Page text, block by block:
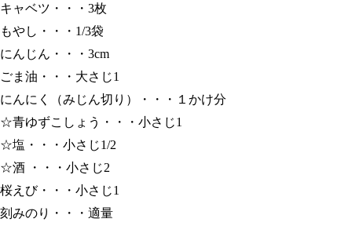
キャベツ・・・ 3枚
もやし・・・ 1/3袋
にんじん・・・ 3cm
ごま油・・・大さじ1
にんにく（みじん切り）・・・１かけ分
☆青ゆずこしょう・・・小さじ1
☆塩・・・小さじ1/2
☆酒 ・・・小さじ2
桜えび・・・小さじ1
刻みのり・・・適量